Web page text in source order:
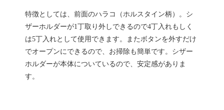
特徴としては、前面のハラコ（ホルスタイン柄）。シ
ザーホルダーが1丁取り外しできるので4丁入れもしく
は5丁入れとして使用できます。またボタンを外すだけ
でオープンにできるので、お掃除も簡単です。シザー
ホルダーが本体についているので、安定感がありま
す。